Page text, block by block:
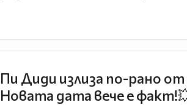
Пи Диди излиза по-рано
Новата дата вече е